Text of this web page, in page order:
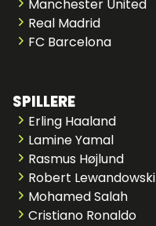
Manchester United
Real Madrid
FC Barcelona
SPILLERE
Erling Haaland
Lamine Yamal
Rasmus Højlund
Robert Lewandowski
Mohamed Salah
Cristiano Ronaldo